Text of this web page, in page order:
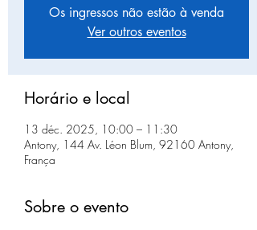
Os ingressos não estão à venda
Ver outros eventos
Horário e local
13 déc. 2025, 10:00 – 11:30
Antony, 144 Av. Léon Blum, 92160 Antony,
França
Sobre o evento